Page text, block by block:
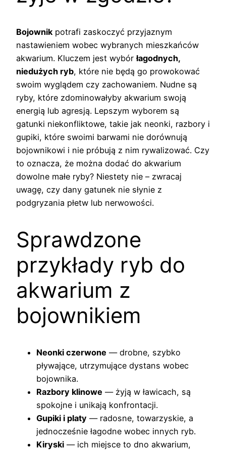
Bojownik potrafi zaskoczyć przyjaznym
nastawieniem wobec wybranych mieszkańców
akwarium. Kluczem jest wybórłagodnych,
niedużych ryb, które nie będą go prowokować
swoim wyglądem czy zachowaniem. Nudne są
ryby, które zdominowałyby akwarium swoją
energią lub agresją. Lepszym wyborem są
gatunki niekonfliktowe, takie jak neonki, razbory i
gupiki, które swoimi barwami nie dorównują
bojownikowi i nie próbują z nim rywalizować. Czy
to oznacza, że można dodać do akwarium
dowolne małe ryby? Niestety nie – zwracaj
uwagę, czy dany gatunek nie słynie z
podgryzania płetw lub nerwowości.
Sprawdzone
przykłady ryb do
akwarium z
bojownikiem
Neonki czerwone — drobne, szybko
pływające, utrzymujące dystans wobec
bojownika.
Razbory klinowe — żyją w ławicach, są
spokojne i unikają konfrontacji.
Gupiki i platy — radosne, towarzyskie, a
jednocześnie łagodne wobec innych ryb.
Kiryski — ich miejsce to dno akwarium,